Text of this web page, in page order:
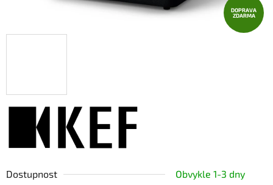
Dostupnost Obvykle 1-3 dny
DOPRAVA
ZDARMA